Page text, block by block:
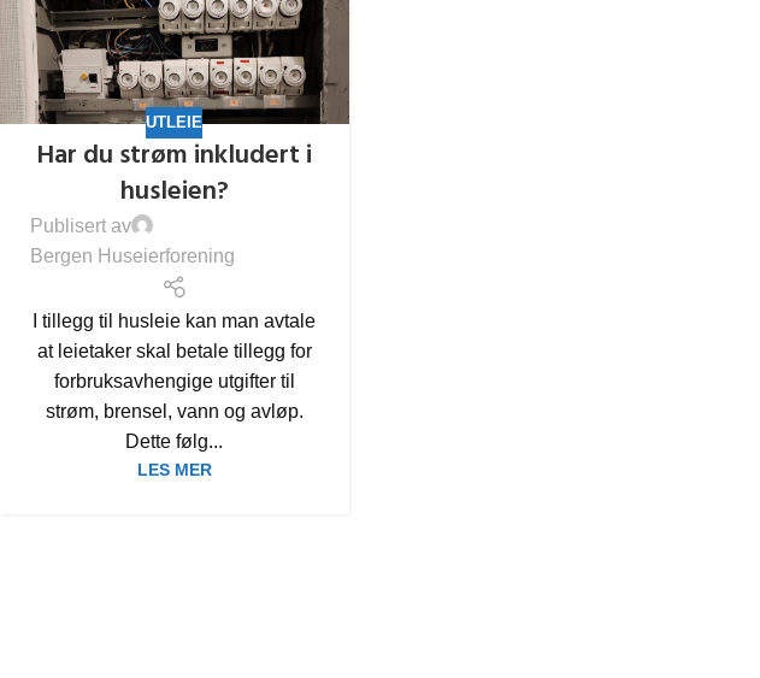
UTLEIE
Har du strøm inkludert i
husleien?
Publisert av
Bergen Huseierforening
I tillegg til husleie kan man avtale
at leietaker skal betale tillegg for
forbruksavhengige utgifter til
strøm, brensel, vann og avløp.
Dette følg...
LES MER